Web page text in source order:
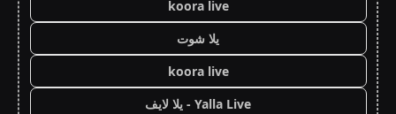
koora live
يلا شوت
koora live
Yalla Live - يلا لايف